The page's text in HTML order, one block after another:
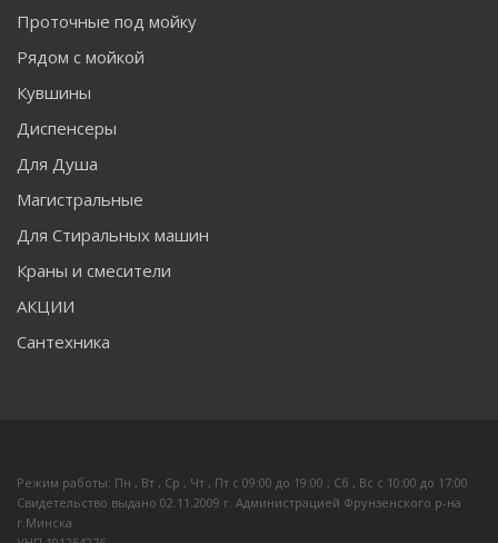
Проточные под мойку
Рядом с мойкой
Кувшины
Диспенсеры
Для Душа
Магистральные
Для Стиральных машин
Краны и смесители
АКЦИИ
Сантехника
Режим работы: Пн , Вт , Ср , Чт , Пт c 09:00 до 19:00 ; Сб , Вс c 10:00 до 17:00
Свидетельство выдано 02.11.2009 г. Администрацией Фрунзенского р-на
г.Минска